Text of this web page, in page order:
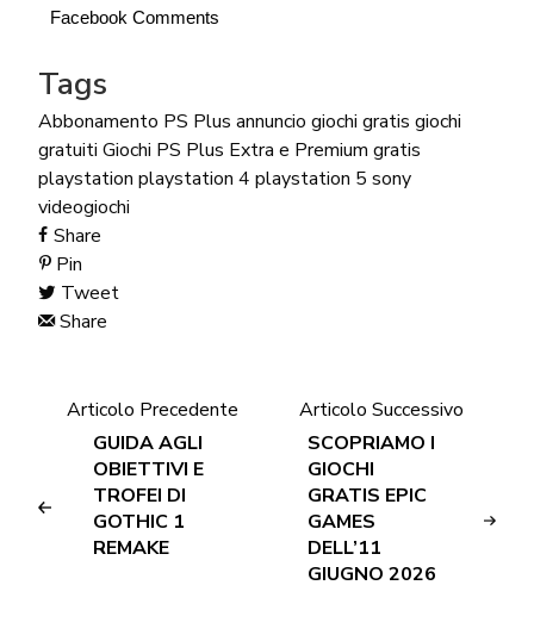
Facebook Comments
Tags
Abbonamento PS Plus annuncio giochi gratis giochi
gratuiti Giochi PS Plus Extra e Premium gratis
playstation playstation 4 playstation 5 sony
videogiochi
Share
Pin
Tweet
Share
Articolo Precedente
GUIDA AGLI
OBIETTIVI E
TROFEI DI
GOTHIC 1
REMAKE
Articolo Successivo
SCOPRIAMO I
GIOCHI
GRATIS EPIC
GAMES
DELL’11
GIUGNO 2026